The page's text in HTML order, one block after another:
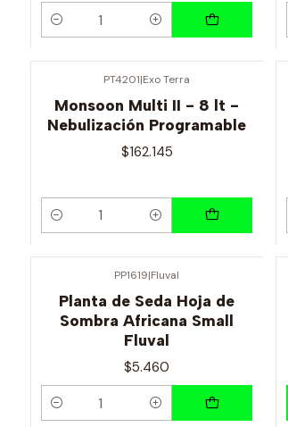
Cantidad
PT4201|Exo Terra
Monsoon Multi II - 8 lt -
Nebulización Programable
$162.145
Cantidad
PP1619|Fluval
Planta de Seda Hoja de
Sombra Africana Small
Fluval
$5.460
Cantidad